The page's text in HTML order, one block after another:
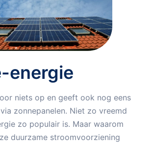
energie
niets op en geeft ook nog eens
zonnepanelen. Niet zo vreemd
zo populair is. Maar waarom
duurzame stroomvoorziening